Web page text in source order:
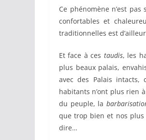
Ce phénomène n’est
confortables et
traditionnelles est
Et face à ces taudis, les
plus beaux palais,
avec des Palais intacts,
habitants n’ont plus rien
du peuple, la
que trop bien et nos plus
dire…